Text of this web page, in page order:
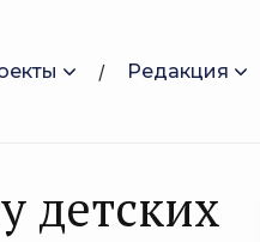
Редакция
детских